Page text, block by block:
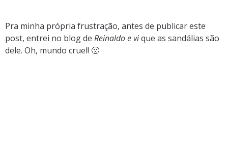
Pra minha própria frustração, antes de publicar este
post, entrei no blog de Reinaldo e vique as sandálias são
dele. Oh, mundo cruel! 🙁